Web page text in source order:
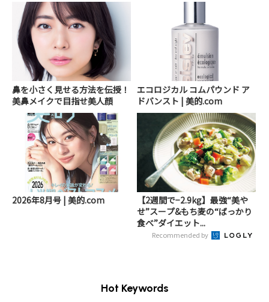
鼻を小さく見せる方法を伝授！
美鼻メイクで目指せ美人顔
エコロジカル コムパウンド ア
ドバンスト | 美的.com
2026年8月号 | 美的.com
【2週間で−2.9kg】最強“美や
せ”スープ&もち麦の“ばっかり
食べ”ダイエット...
Recommended by
Hot Keywords